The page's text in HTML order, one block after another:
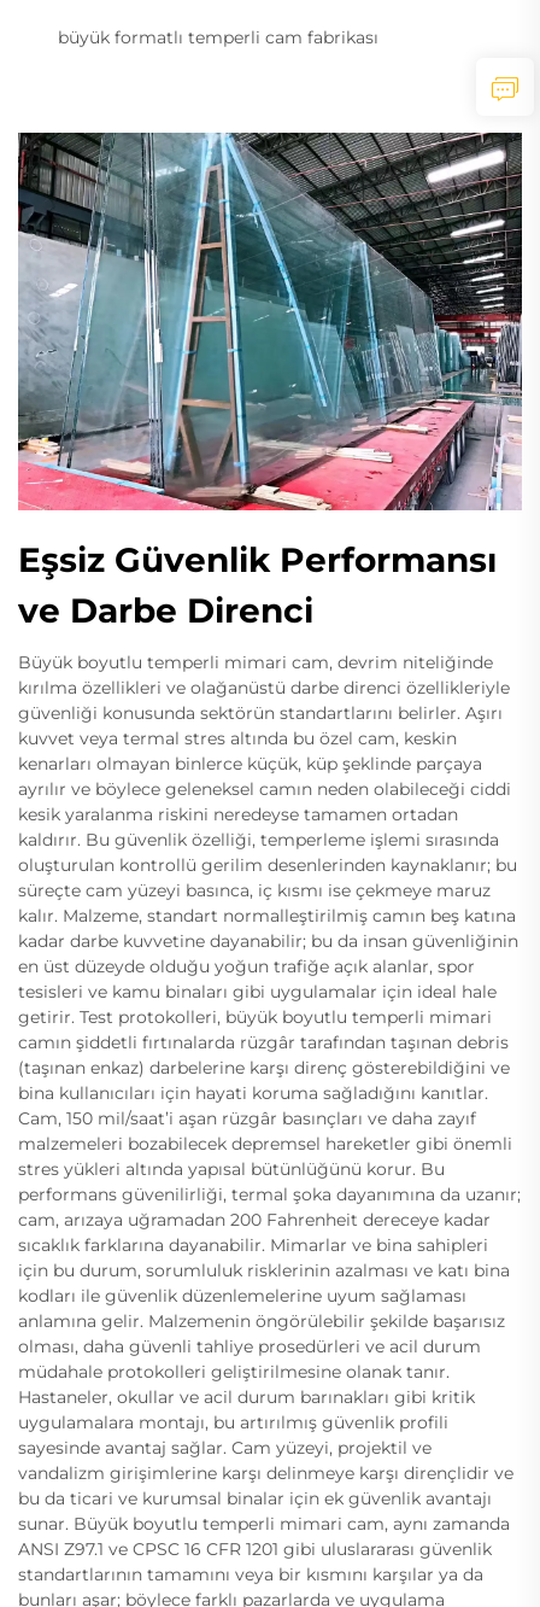
büyük formatlı temperli cam fabrikası
Eşsiz Güvenlik Performansı
ve Darbe Direnci
Büyük boyutlu temperli mimari cam, devrim niteliğinde
kırılma özellikleri ve olağanüstü darbe direnci özellikleriyle
güvenliği konusunda sektörün standartlarını belirler. Aşırı
kuvvet veya termal stres altında bu özel cam, keskin
kenarları olmayan binlerce küçük, küp şeklinde parçaya
ayrılır ve böylece geleneksel camın neden olabileceği ciddi
kesik yaralanma riskini neredeyse tamamen ortadan
kaldırır. Bu güvenlik özelliği, temperleme işlemi sırasında
oluşturulan kontrollü gerilim desenlerinden kaynaklanır; bu
süreçte cam yüzeyi basınca, iç kısmı ise çekmeye maruz
kalır. Malzeme, standart normalleştirilmiş camın beş katına
kadar darbe kuvvetine dayanabilir; bu da insan güvenliğinin
en üst düzeyde olduğu yoğun trafiğe açık alanlar, spor
tesisleri ve kamu binaları gibi uygulamalar için ideal hale
getirir. Test protokolleri, büyük boyutlu temperli mimari
camın şiddetli fırtınalarda rüzgâr tarafından taşınan debris
(taşınan enkaz) darbelerine karşı direnç gösterebildiğini ve
bina kullanıcıları için hayati koruma sağladığını kanıtlar.
Cam, 150 mil/saat’i aşan rüzgâr basınçları ve daha zayıf
malzemeleri bozabilecek depremsel hareketler gibi önemli
stres yükleri altında yapısal bütünlüğünü korur. Bu
performans güvenilirliği, termal şoka dayanımına da uzanır;
cam, arızaya uğramadan 200 Fahrenheit dereceye kadar
sıcaklık farklarına dayanabilir. Mimarlar ve bina sahipleri
için bu durum, sorumluluk risklerinin azalması ve katı bina
kodları ile güvenlik düzenlemelerine uyum sağlaması
anlamına gelir. Malzemenin öngörülebilir şekilde başarısız
olması, daha güvenli tahliye prosedürleri ve acil durum
müdahale protokolleri geliştirilmesine olanak tanır.
Hastaneler, okullar ve acil durum barınakları gibi kritik
uygulamalara montajı, bu artırılmış güvenlik profili
sayesinde avantaj sağlar. Cam yüzeyi, projektil ve
vandalizm girişimlerine karşı delinmeye karşı dirençlidir ve
bu da ticari ve kurumsal binalar için ek güvenlik avantajı
sunar. Büyük boyutlu temperli mimari cam, aynı zamanda
ANSI Z97.1 ve CPSC 16 CFR 1201 gibi uluslararası güvenlik
standartlarının tamamını veya bir kısmını karşılar ya da
bunları aşar; böylece farklı pazarlarda ve uygulama